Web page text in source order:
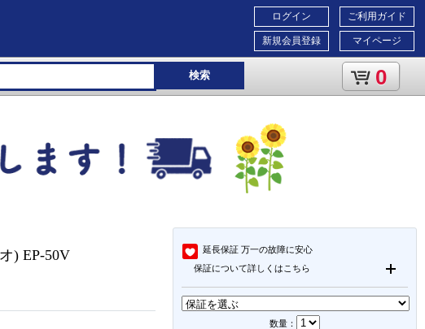
ご利用ガイド
マイページ
ログイン
新規会員登録
検索 0
延長保証 万一の故障に安心
保証について詳しくはこちら
数量：
) EP-50V